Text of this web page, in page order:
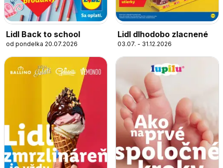
Lidl Back to school
od pondelka 20.07.2026
Lidl dlhodobo zlacnené
03.07. - 31.12.2026